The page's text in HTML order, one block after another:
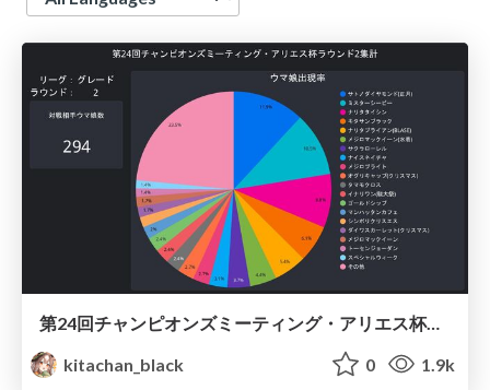
第24回チャンピオンズミーティング・アリエス杯ラウンド2集計 / Umamusume Aries 2023 Round2
kitachan_black
0 1.9k